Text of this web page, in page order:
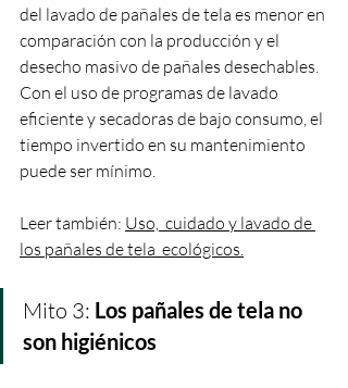
del lavado de pañales de tela es menor en
comparación con la producción y el
desecho masivo de pañales desechables.
Con el uso de programas de lavado
eficiente y secadoras de bajo consumo, el
tiempo invertido en su mantenimiento
puede ser mínimo.
Leer también: Uso,  cuidado y lavado de
los pañales de tela  ecológicos.
Mito 3: Los pañales de tela no
son higiénicos